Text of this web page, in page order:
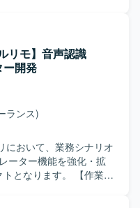
つ、顧客からのフィー
ていただきます。 ・機
成AIを中心としたモデ
ニングを含むプロンプ
セスと連携した要件整
改善のためのデータ解
、論理的思考力を持っ
求めています。医療機
にコミュニケーション
い主体的に対応いただ
リモ】音声認識
開発
ランス)
において、業務シナリオ
ーター機能を強化・拡
ます。 【作業内